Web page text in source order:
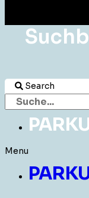
Search
Menu